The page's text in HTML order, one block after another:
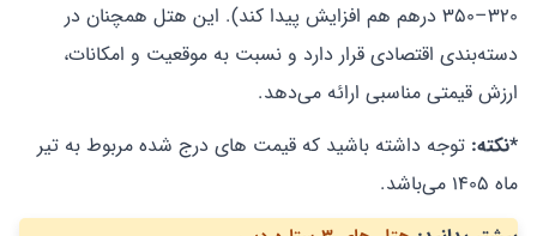
۳۲۰–۳۵۰ درهم هم افزایش پیدا کند). این هتل همچنان در
دسته‌بندی اقتصادی قرار دارد و نسبت به موقعیت و امکانات،
ارزش قیمتی مناسبی ارائه می‌دهد.
*نکته: توجه داشته باشید که قیمت های درج شده مربوط به تیر
ماه 1405 می‌باشد.